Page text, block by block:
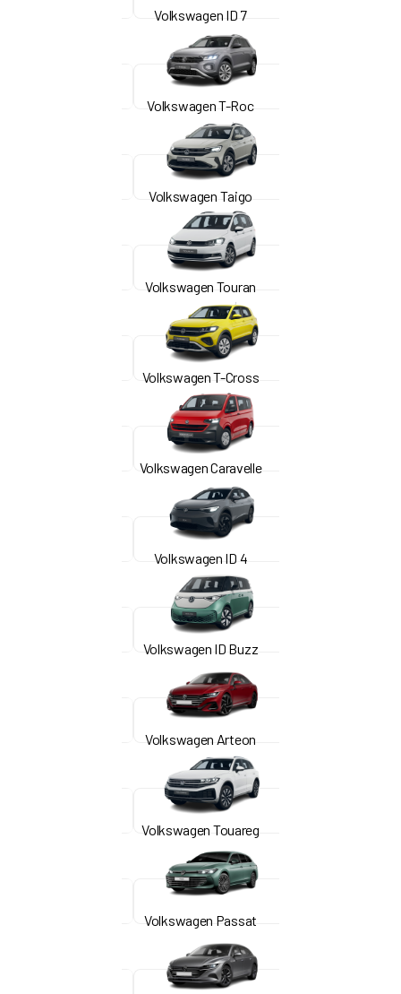
Volkswagen ID 7
Volkswagen T-Roc
Volkswagen Taigo
Volkswagen Touran
Volkswagen T-Cross
Volkswagen Caravelle
Volkswagen ID 4
Volkswagen ID Buzz
Volkswagen Arteon
Volkswagen Touareg
Volkswagen Passat